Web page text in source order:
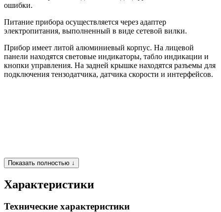
ошибки.
Питание прибора осуществляется через адаптер
электропитания, выполненный в виде сетевой вилки.
Прибор имеет литой алюминиевый корпус. На лицевой
панели находятся световые индикаторы, табло индикации и
кнопки управления. На задней крышке находятся разъемы для
подключения тензодатчика, датчика скорости и интерфейсов.
Показать полностью ↓
Характеристики
Технические характеристики